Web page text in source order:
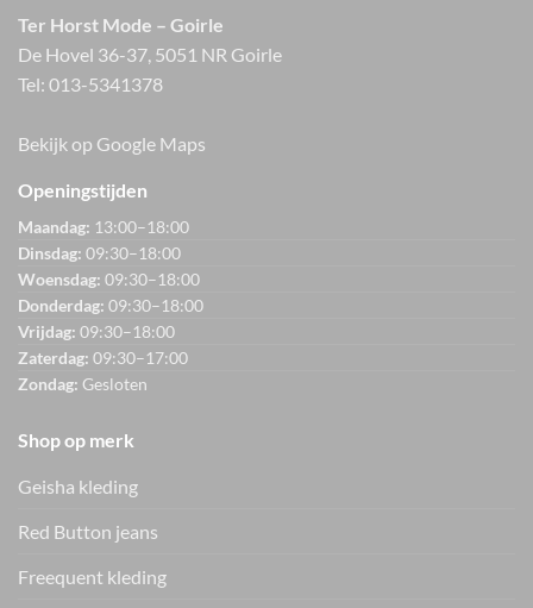
Ter Horst Mode – Goirle
De Hovel 36-37, 5051 NR Goirle
Tel: 013-5341378
Bekijk op Google Maps
Openingstijden
Maandag: 13:00–18:00
Dinsdag: 09:30–18:00
Woensdag: 09:30–18:00
Donderdag: 09:30–18:00
Vrijdag: 09:30–18:00
Zaterdag: 09:30–17:00
Zondag: Gesloten
Shop op merk
Geisha kleding
Red Button jeans
Freequent kleding